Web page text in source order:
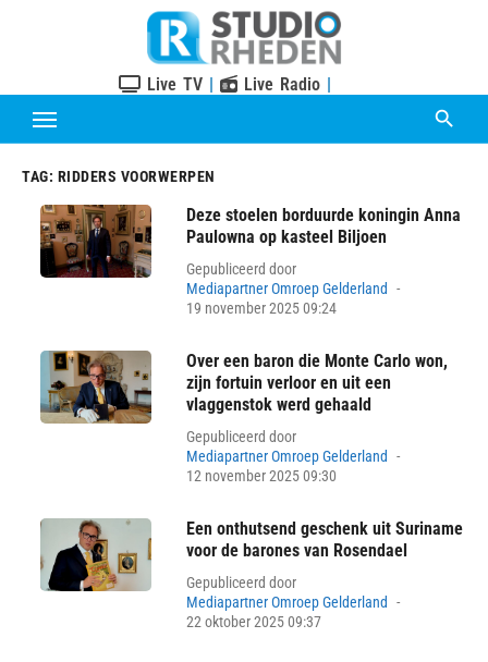
Live TV | Live Radio |
TAG: RIDDERS VOORWERPEN
Deze stoelen borduurde koningin Anna
Paulowna op kasteel Biljoen
Gepubliceerd door
Mediapartner Omroep Gelderland
19 november 2025 09:24
Over een baron die Monte Carlo won,
zijn fortuin verloor en uit een
vlaggenstok werd gehaald
Gepubliceerd door
Mediapartner Omroep Gelderland
12 november 2025 09:30
Een onthutsend geschenk uit Suriname
voor de barones van Rosendael
Gepubliceerd door
Mediapartner Omroep Gelderland
22 oktober 2025 09:37